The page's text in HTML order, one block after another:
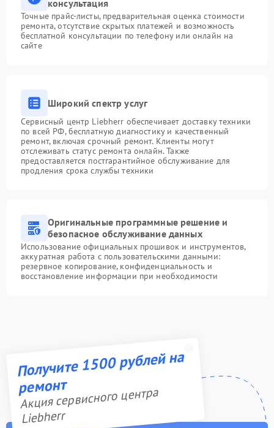
консультация
Точные прайс-листы, предварительная оценка стоимости
ремонта, отсутствие скрытых платежей и возможность
бесплатной консультации по телефону или онлайн на
сайте
Широкий спектр услуг
Сервисный центр Liebherr обеспечивает доставку техники
по всей РФ, бесплатную диагностику и качественный
ремонт, включая срочный ремонт. Клиенты могут
отслеживать статус ремонта онлайн. Также
предоставляется постгарантийное обслуживание для
продления срока службы техники
Оригинальные программные решение и
безопасное обслуживание данных
Использование официальных прошивок и инструментов,
аккуратная работа с пользовательскими данными:
резервное копирование, конфиденциальность и
восстановление информации при необходимости
Получите 1500 рублей на
ремонт
Акция сервисного центра
Liebherr